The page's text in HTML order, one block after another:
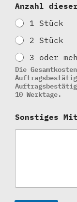
a
c
h
e
l
L
i
e
f
e
d
r
Anzahl
1 Stück
2 Stück
3 oder
Die
10 Werktage.
Sonstiges